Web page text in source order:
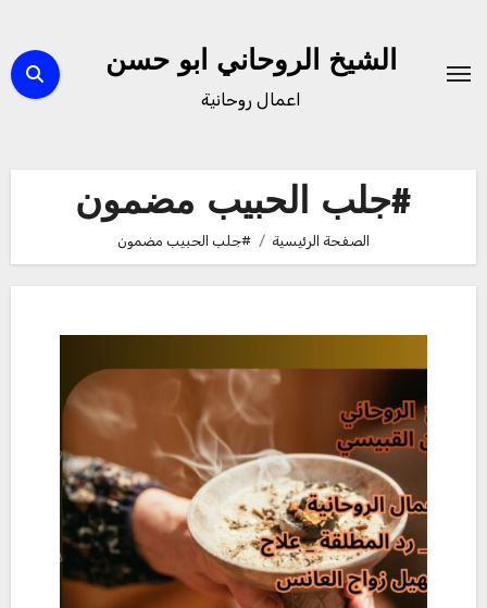
المحتوى
الشيخ الروحاني ابو حسن
اعمال روحانية
#جلب الحبيب مضمون
الصفحة الرئيسية #جلب الحبيب مضمون